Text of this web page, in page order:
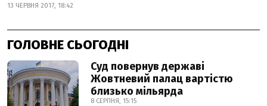
13 ЧЕРВНЯ 2017, 18:42
ГОЛОВНЕ СЬОГОДНІ
Суд повернув державі
Жовтневий палац вартістю
близько мільярда
8 СЕРПНЯ, 15:15